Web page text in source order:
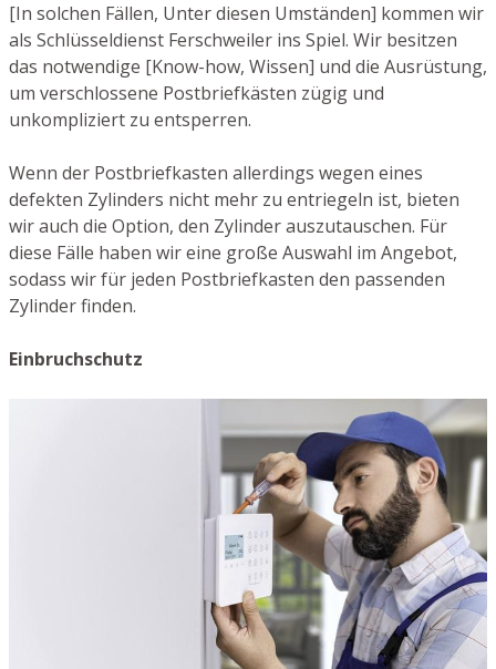
[In solchen Fällen, Unter diesen Umständen] kommen wir
als Schlüsseldienst Ferschweiler ins Spiel. Wir besitzen
das notwendige [Know-how, Wissen] und die Ausrüstung,
um verschlossene Postbriefkästen zügig und
unkompliziert zu entsperren.
Wenn der Postbriefkasten allerdings wegen eines
defekten Zylinders nicht mehr zu entriegeln ist, bieten
wir auch die Option, den Zylinder auszutauschen. Für
diese Fälle haben wir eine große Auswahl im Angebot,
sodass wir für jeden Postbriefkasten den passenden
Zylinder finden.
Einbruchschutz